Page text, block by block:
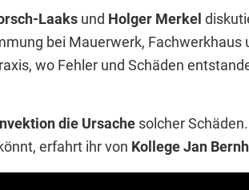
Laaks und Holger Merkel
bei Mauerwerk, Fachwerkhaus
wo Fehler und Schäden
die Ursache solcher
erfahrt ihr von Kollege Jan